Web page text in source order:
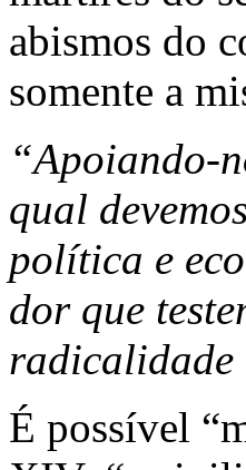
abismos do
somente a
“Apoiando-
qual
política e
dor que
radicalidade
É possível